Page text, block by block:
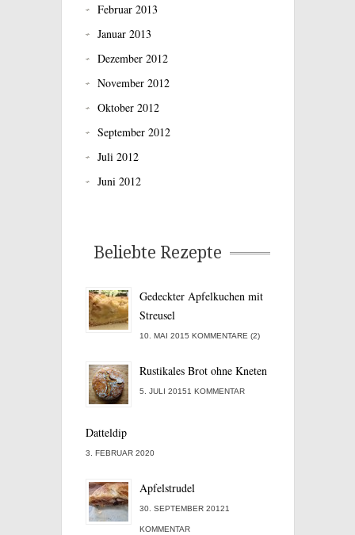
Februar 2013
Januar 2013
Dezember 2012
November 2012
Oktober 2012
September 2012
Juli 2012
Juni 2012
Beliebte Rezepte
Gedeckter Apfelkuchen mit
Streusel
10. MAI 2015 KOMMENTARE (2)
Rustikales Brot ohne Kneten
5. JULI 20151 KOMMENTAR
Datteldip
3. FEBRUAR 2020
Apfelstrudel
30. SEPTEMBER 20121
KOMMENTAR